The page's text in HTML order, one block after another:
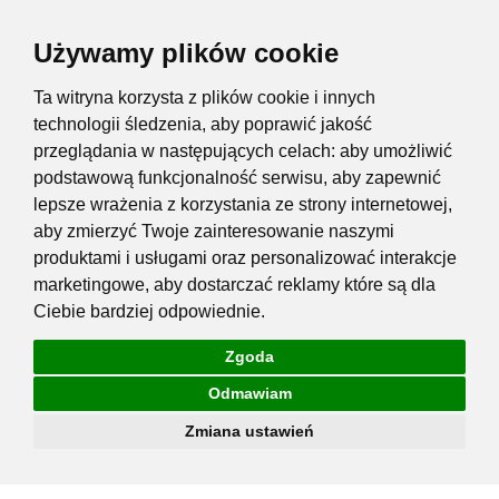
Używamy plików cookie
Ta witryna korzysta z plików cookie i innych
technologii śledzenia, aby poprawić jakość
przeglądania w następujących celach: aby umożliwić
podstawową funkcjonalność serwisu, aby zapewnić
lepsze wrażenia z korzystania ze strony internetowej,
aby zmierzyć Twoje zainteresowanie naszymi
produktami i usługami oraz personalizować interakcje
marketingowe, aby dostarczać reklamy które są dla
Ciebie bardziej odpowiednie.
Zgoda
Odmawiam
Zmiana ustawień